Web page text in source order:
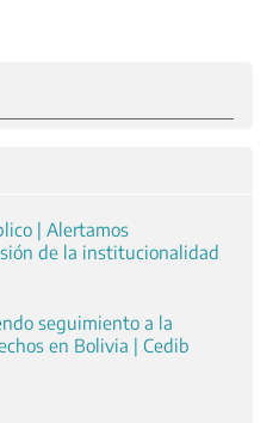
| Alertamos
de la institucionalidad
seguimiento a la
en Bolivia | Cedib